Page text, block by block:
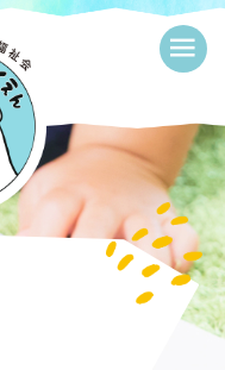
≡